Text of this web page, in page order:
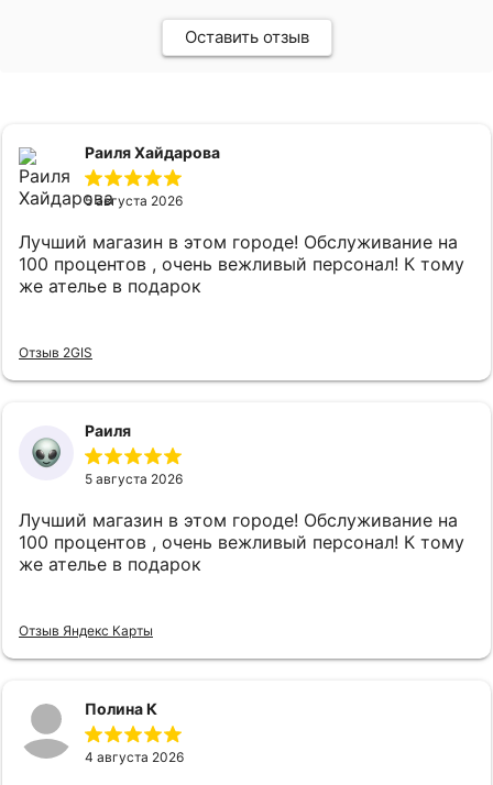
Оставить отзыв
Раиля Хайдарова
5 августа 2026
Лучший магазин в этом городе! Обслуживание на
100 процентов , очень вежливый персонал! К тому
же ателье в подарок
Отзыв 2GIS
Раиля
5 августа 2026
Лучший магазин в этом городе! Обслуживание на
100 процентов , очень вежливый персонал! К тому
же ателье в подарок
Отзыв Яндекс Карты
Полина К
4 августа 2026